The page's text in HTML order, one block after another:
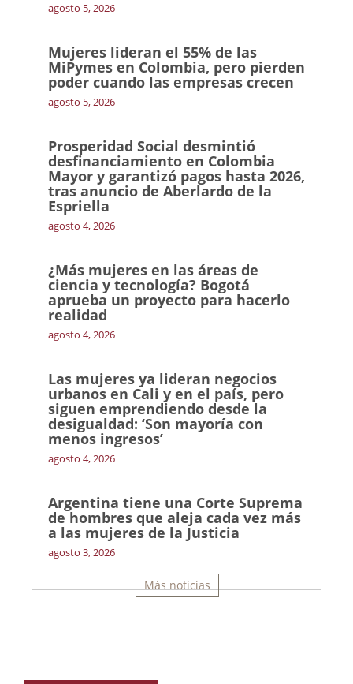
agosto 5, 2026
Mujeres lideran el 55% de las
MiPymes en Colombia, pero pierden
poder cuando las empresas crecen
agosto 5, 2026
Prosperidad Social desmintió
desfinanciamiento en Colombia
Mayor y garantizó pagos hasta 2026,
tras anuncio de Aberlardo de la
Espriella
agosto 4, 2026
¿Más mujeres en las áreas de
ciencia y tecnología? Bogotá
aprueba un proyecto para hacerlo
realidad
agosto 4, 2026
Las mujeres ya lideran negocios
urbanos en Cali y en el país, pero
siguen emprendiendo desde la
desigualdad: ‘Son mayoría con
menos ingresos’
agosto 4, 2026
Argentina tiene una Corte Suprema
de hombres que aleja cada vez más
a las mujeres de la Justicia
agosto 3, 2026
Más noticias